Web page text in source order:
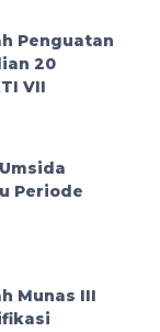
Penguatan
20
VII
Periode
Munas III